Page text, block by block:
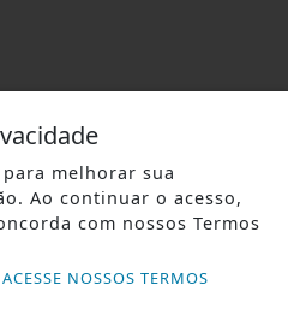
melhorar sua
Ao continuar o acesso,
com nossos Termos
ACESSE NOSSOS TERMOS